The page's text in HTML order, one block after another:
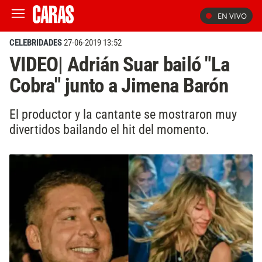
EN VIVO
CELEBRIDADES27-06-2019 13:52
VIDEO| Adrián Suar bailó "La
Cobra" junto a Jimena Barón
El productor y la cantante se mostraron muy
divertidos bailando el hit del momento.